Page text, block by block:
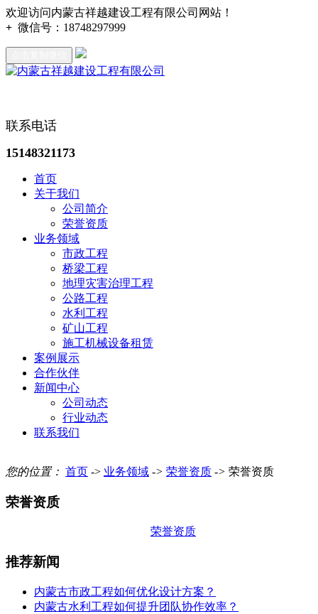
欢迎访问内蒙古祥越建设工程有限公司网站！
+ 微信号： 18748297999
联系电话
15148321173
首页
关于我们
公司简介
荣誉资质
业务领域
市政工程
桥梁工程
地理灾害治理工程
公路工程
水利工程
矿山工程
施工机械设备租赁
案例展示
合作伙伴
新闻中心
公司动态
行业动态
联系我们
您的位置： 首页 -> 业务领域 -> 荣誉资质 -> 荣誉资质
荣誉资质
荣誉资质
推荐新闻
内蒙古市政工程如何优化设计方案？
内蒙古水利工程如何提升团队协作效率？